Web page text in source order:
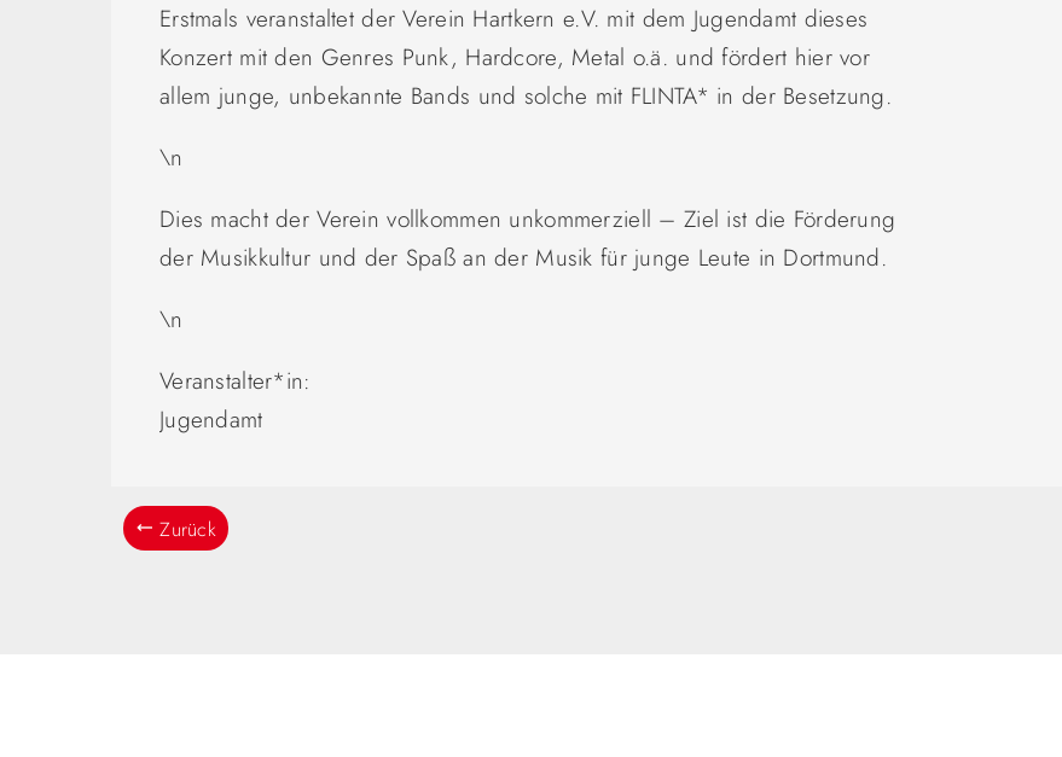
Erstmals veranstaltet der Verein Hartkern e.V. mit dem Jugendamt dieses
Konzert mit den Genres Punk, Hardcore, Metal o.ä. und fördert hier vor
allem junge, unbekannte Bands und solche mit FLINTA* in der Besetzung.
\n
Dies macht der Verein vollkommen unkommerziell – Ziel ist die Förderung
der Musikkultur und der Spaß an der Musik für junge Leute in Dortmund.
\n
Veranstalter*in:
Jugendamt
Zurück